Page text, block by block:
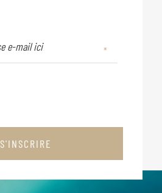
S'INSCRIRE